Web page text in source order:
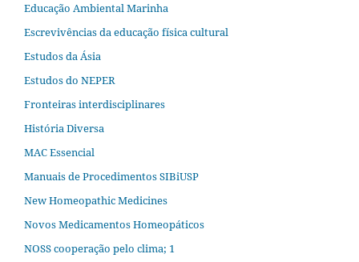
Educação Ambiental Marinha
Escrevivências da educação física cultural
Estudos da Ásia​
Estudos do NEPER
Fronteiras interdisciplinares
História Diversa
MAC Essencial
Manuais de Procedimentos SIBiUSP
New Homeopathic Medicines
Novos Medicamentos Homeopáticos
NOSS cooperação pelo clima; 1